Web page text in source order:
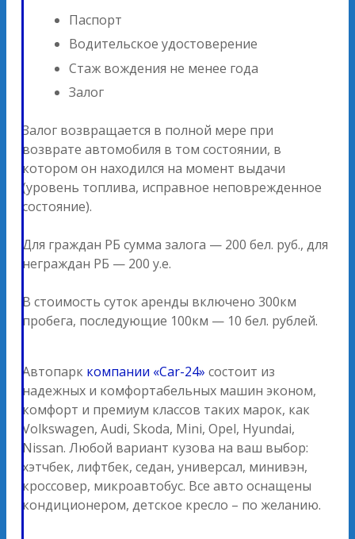
Паспорт
Водительское удостоверение
Стаж вождения не менее года
Залог
Залог возвращается в полной мере при
возврате автомобиля в том состоянии, в
котором он находился на момент выдачи
(уровень топлива, исправное неповрежденное
состояние).
Для граждан РБ сумма залога — 200 бел. руб., для
неграждан РБ — 200 у.е.
В стоимость суток аренды включено 300км
пробега, последующие 100км — 10 бел. рублей.
Автопарк компании «Car-24» состоит из
надежных и комфортабельных машин эконом,
комфорт и премиум классов таких марок, как
Volkswagen, Audi, Skoda, Mini, Opel, Hyundai,
Nissan. Любой вариант кузова на ваш выбор:
хэтчбек, лифтбек, седан, универсал, минивэн,
кроссовер, микроавтобус. Все авто оснащены
кондиционером, детское кресло – по желанию.